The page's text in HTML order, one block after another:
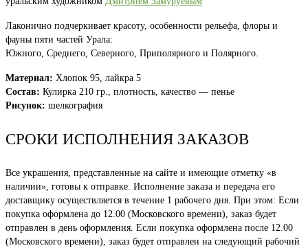
Лаконично подчеркивает красоту, особенности рельефа, флоры и
фауны пяти частей Урала:
Южного, Среднего, Северного, Приполярного и Полярного.
Материал: Хлопок 95, лайкра 5
Состав: Кулирка 210 гр., плотность, качество — пенье
Рисунок: шелкография
СРОКИ ИСПОЛНЕНИЯ ЗАКАЗОВ
Все украшения, представленные на сайте и имеющие отметку «в
наличии», готовы к отправке. Исполнение заказа и передача его
доставщику осуществляется в течение 1 рабочего дня. При этом: Если
покупка оформлена до 12.00 (Московского времени), заказ будет
отправлен в день оформления. Если покупка оформлена после 12.00
(Московского времени), заказ будет отправлен на следующий рабочий